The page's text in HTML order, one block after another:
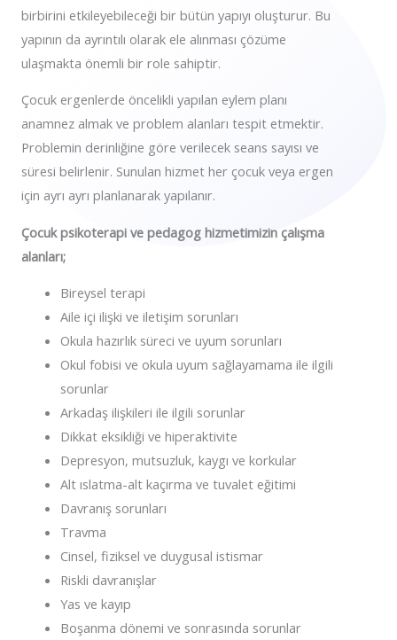
birbirini etkileyebileceği bir bütün yapıyı oluşturur. Bu
yapının da ayrıntılı olarak ele alınması çözüme
ulaşmakta önemli bir role sahiptir.
Çocuk ergenlerde öncelikli yapılan eylem planı
anamnez almak ve problem alanları tespit etmektir.
Problemin derinliğine göre verilecek seans sayısı ve
süresi belirlenir. Sunulan hizmet her çocuk veya ergen
için ayrı ayrı planlanarak yapılanır.
Çocuk psikoterapi ve pedagog hizmetimizin çalışma
alanları;
Bireysel terapi
Aile içi ilişki ve iletişim sorunları
Okula hazırlık süreci ve uyum sorunları
Okul fobisi ve okula uyum sağlayamama ile ilgili
sorunlar
Arkadaş ilişkileri ile ilgili sorunlar
Dikkat eksikliği ve hiperaktivite
Depresyon, mutsuzluk, kaygı ve korkular
Alt ıslatma-alt kaçırma ve tuvalet eğitimi
Davranış sorunları
Travma
Cinsel, fiziksel ve duygusal istismar
Riskli davranışlar
Yas ve kayıp
Boşanma dönemi ve sonrasında sorunlar